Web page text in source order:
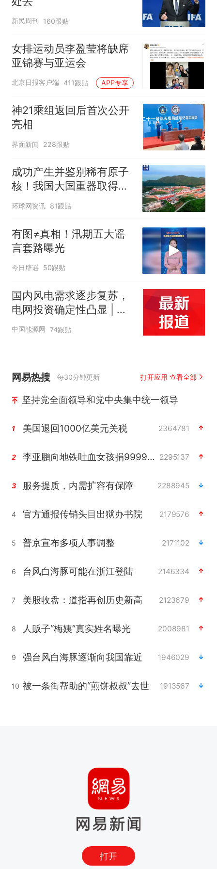
新民周刊 160跟贴
女排运动员李盈莹将缺席
亚锦赛与亚运会
北京日报客户端 411跟贴 APP专享
神21乘组返回后首次公开
亮相
界面新闻 228跟贴
成功产生并鉴别稀有原子
核！我国大国重器取得新
成果
环球网资讯 81跟贴
有图≠真相！汛期五大谣
言套路曝光
今日辟谣 50跟贴
国内风电需求逐步复苏，
电网投资确定性凸显 | 投
研报告
中国能源网 74跟贴
网易热搜 每30分钟更新 打开应用 查看全部
坚持党全面领导和党中央集中统一领导
1 美国退回1000亿美元关税 2364781
2 李亚鹏向地铁吐血女孩捐99999元 2295137
3 服务提质，内需扩容有保障 2288945
4 官方通报传销头目出狱办书院 2179576
5 普京宣布多项人事调整 2171102
6 台风白海豚可能在浙江登陆 2146334
7 美股收盘：道指再创历史新高 2123679
8 人贩子“梅姨”真实姓名曝光 2008981
9 强台风白海豚逐渐向我国靠近 1946029
10 被一条街帮助的“煎饼叔叔”去世 1913567
打开